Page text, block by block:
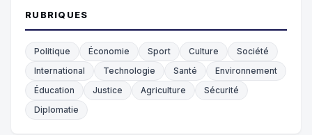
RUBRIQUES
Politique Économie Sport Culture
Société
International
Technologie Santé
Environnement
Éducation
Justice Agriculture
Sécurité
Diplomatie